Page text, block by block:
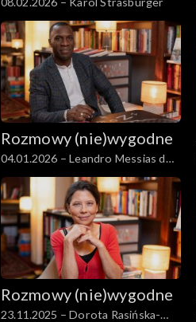
Rozmowy (nie)wygodne
04.01.2026 – Leandro Messias dos
Santos
Rozmowy (nie)wygodne
23.11.2025 – Dorota Rasińska-